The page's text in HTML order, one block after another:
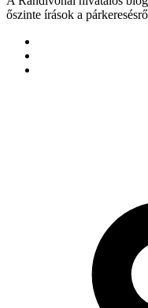
őszinte írások a